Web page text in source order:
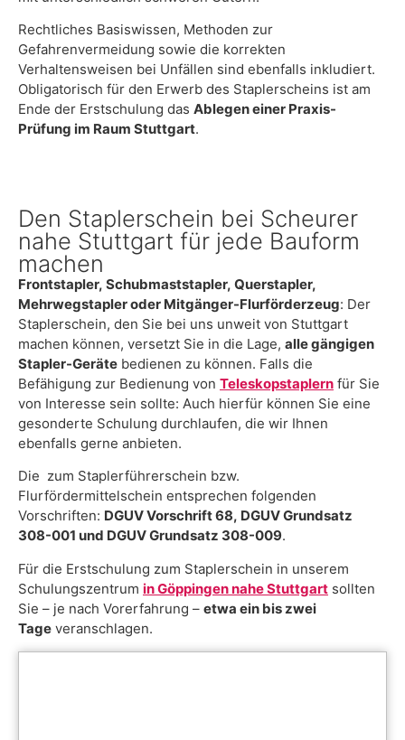
Rechtliches Basiswissen, Methoden zur
Gefahrenvermeidung sowie die korrekten
Verhaltensweisen bei Unfällen sind ebenfalls inkludiert.
Obligatorisch für den Erwerb des Staplerscheins ist am
Ende der Erstschulung das Ablegen einer Praxis-
Prüfung im Raum Stuttgart.
Den Staplerschein bei Scheurer
nahe Stuttgart für jede Bauform
machen
Frontstapler, Schubmaststapler, Querstapler,
Mehrwegstapler oder Mitgänger-Flurförderzeug: Der
Staplerschein, den Sie bei uns unweit von Stuttgart
machen können, versetzt Sie in die Lage, alle gängigen
Stapler-Geräte bedienen zu können. Falls die
Befähigung zur Bedienung von Teleskopstaplern für Sie
von Interesse sein sollte: Auch hierfür können Sie eine
gesonderte Schulung durchlaufen, die wir Ihnen
ebenfalls gerne anbieten.
Die zum Staplerführerschein bzw.
Flurfördermittelschein entsprechen folgenden
Vorschriften: DGUV Vorschrift 68, DGUV Grundsatz
308-001 und DGUV Grundsatz 308-009.
Für die Erstschulung zum Staplerschein in unserem
Schulungszentrum in Göppingen nahe Stuttgart sollten
Sie – je nach Vorerfahrung – etwa ein bis zwei
Tage veranschlagen.